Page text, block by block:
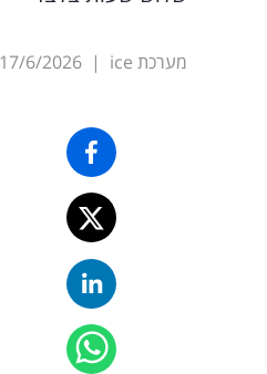
מערכת ice |
17/6/2026